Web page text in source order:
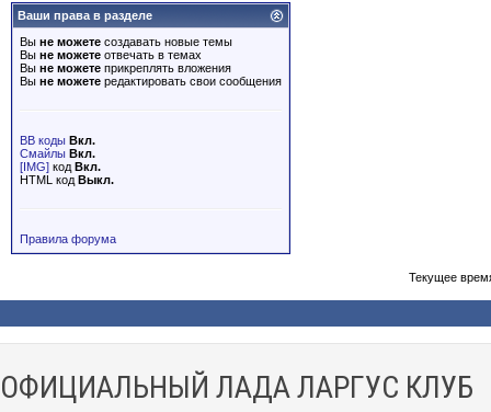
Ваши права в разделе
Вы не можете создавать новые темы
Вы не можете отвечать в темах
Вы не можете прикреплять вложения
Вы не можете редактировать свои сообщения
BB коды Вкл.
Смайлы Вкл.
[IMG] код Вкл.
HTML код Выкл.
Правила форума
Текущее
ОФИЦИАЛЬНЫЙ ЛАДА ЛАРГУС КЛУБ